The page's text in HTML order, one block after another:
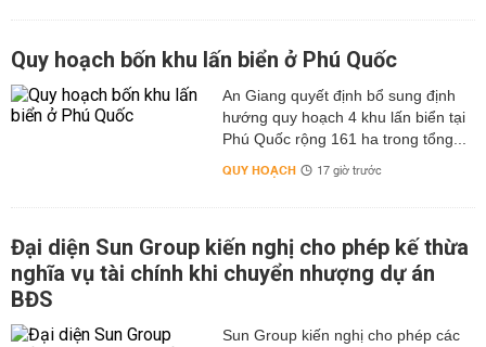
Quy hoạch bốn khu lấn biển ở Phú Quốc
An Giang quyết định bổ sung định
hướng quy hoạch 4 khu lấn biển tại
Phú Quốc rộng 161 ha trong tổng...
QUY HOẠCH 17 giờ trước
Đại diện Sun Group kiến nghị cho phép kế thừa
nghĩa vụ tài chính khi chuyển nhượng dự án
BĐS
Sun Group kiến nghị cho phép các